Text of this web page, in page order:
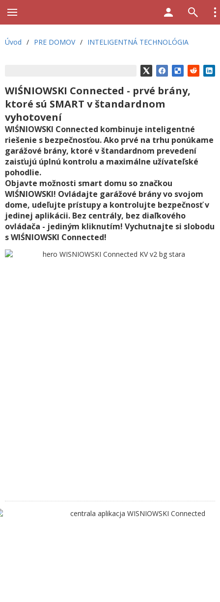
Úvod / PRE DOMOV / INTELIGENTNÁ TECHNOLÓGIA
WIŚNIOWSKI Connected - prvé brány,
ktoré sú SMART v štandardnom
vyhotovení
WIŚNIOWSKI Connected kombinuje inteligentné
riešenie s bezpečnosťou. Ako prvé na trhu ponúkame
garážové brány, ktoré v štandardnom prevedení
zaisťujú úplnú kontrolu a maximálne užívateľské
pohodlie.
Objavte možnosti smart domu so značkou
WIŚNIOWSKI! Ovládajte garážové brány vo svojom
dome, udeľujte prístupy a kontrolujte bezpečnosť v
jedinej aplikácii. Bez centrály, bez diaľkového
ovládača - jediným kliknutím! Vychutnajte si slobodu
s WIŚNIOWSKI Connected!